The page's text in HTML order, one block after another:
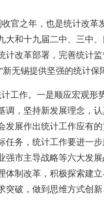
官之年，也是统计改革
和十九届二中、三中
改革部署，完善统计监
无锡提供坚强的统计保
作。一是顺应宏观形
，坚持新发展理念，
展作出统计工作应有
务，统计工作要进一
市主导战略等六大发
制改革，积极探索建
破，做到思维方式创